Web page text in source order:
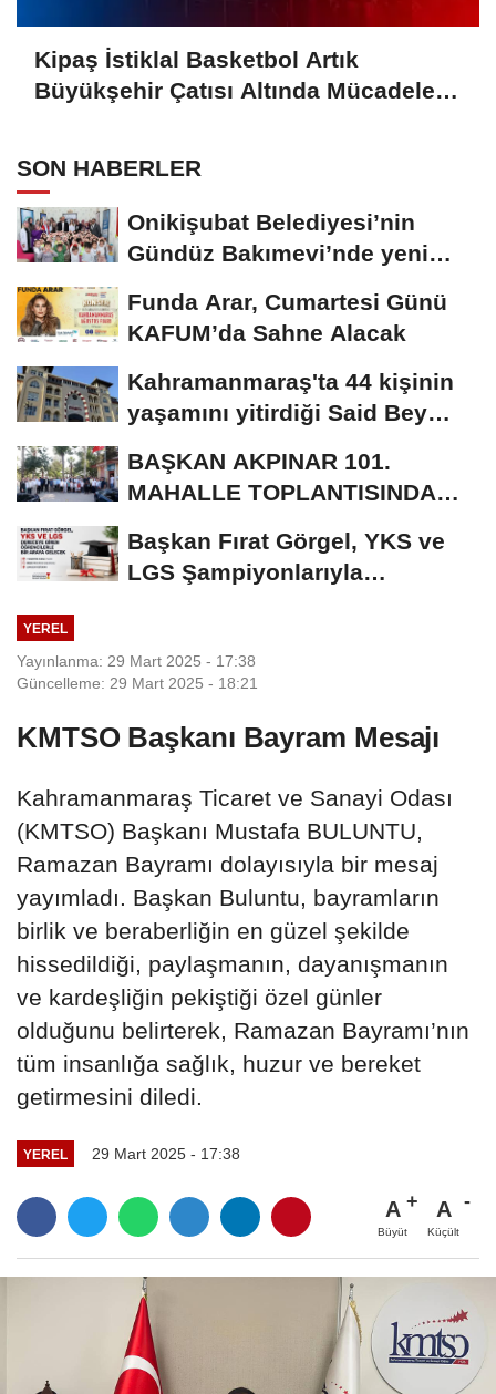
Kipaş İstiklal Basketbol Artık
Büyükşehir Çatısı Altında Mücadele
SON HABERLER
Onikişubat Belediyesi’nin
Gündüz Bakımevi’nde yeni
Funda Arar, Cumartesi Günü
KAFUM’da Sahne Alacak
Kahramanmaraş'ta 44 kişinin
yaşamını yitirdiği Said Bey
BAŞKAN AKPINAR 101.
MAHALLE TOPLANTISINDA
SAKİNLERİYLE...
Başkan Fırat Görgel, YKS ve
LGS Şampiyonlarıyla
YEREL
Yayınlanma: 29 Mart 2025 - 17:38
Güncelleme: 29 Mart 2025 - 18:21
KMTSO Başkanı Bayram Mesajı
Kahramanmaraş Ticaret ve Sanayi Odası
(KMTSO) Başkanı Mustafa BULUNTU,
Ramazan Bayramı dolayısıyla bir mesaj
yayımladı. Başkan Buluntu, bayramların
birlik ve beraberliğin en güzel şekilde
hissedildiği, paylaşmanın, dayanışmanın
ve kardeşliğin pekiştiği özel günler
olduğunu belirterek, Ramazan Bayramı’nın
tüm insanlığa sağlık, huzur ve bereket
getirmesini diledi.
YEREL 29 Mart 2025 - 17:38
A
Büyüt
A
Küçült